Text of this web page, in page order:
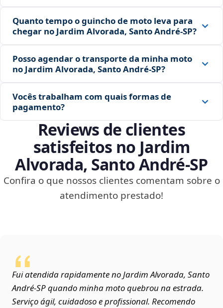
Quanto tempo o guincho de moto leva para
chegar no Jardim Alvorada, Santo André‑SP?
Posso agendar o transporte da minha moto
no Jardim Alvorada, Santo André‑SP?
Vocês trabalham com quais formas de
pagamento?
Reviews de clientes
satisfeitos no Jardim
Alvorada, Santo André‑SP
Confira o que nossos clientes comentam sobre o
atendimento prestado!
Fui atendida rapidamente no Jardim Alvorada, Santo
André‑SP quando minha moto quebrou na estrada.
Serviço ágil, cuidadoso e profissional. Recomendo